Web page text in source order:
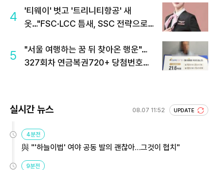
4
'티웨이' 벗고 '트리니티항공' 새
옷…"FSC·LCC 틈새, SSC 전략으로
5
"서울 여행하는 꿈 뒤 찾아온 행운"…
327회차 연금복권720+ 당첨번호조
실시간 뉴스 08.07 11:52 UPDATE
4분전
與 "'하늘이법' 여야 공동 발의 괜찮아…그것이 협치"
9분전